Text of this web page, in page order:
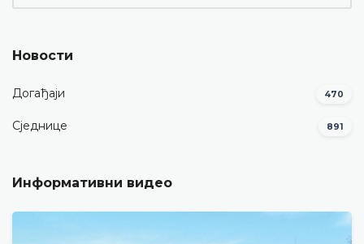
Новости
Догађаји 470
Сједнице 891
Информативни видео